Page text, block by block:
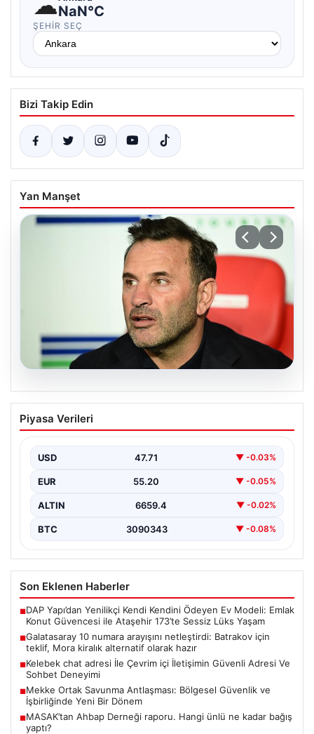
NaN°C
ŞEHIR SEÇ
Bizi Takip Edin
Yan Manşet
Galatasaray 10 numara arayışını
netleştirdi: Batrakov için teklif, Mora
Galatasaray yönetimi, yaratıcı oyun kurucu arayışında
Piyasa Verileri
USD 47.71 ▼ -0.03%
EUR 55.20 ▼ -0.05%
ALTIN 6659.4 ▼ -0.02%
BTC 3090343 ▼ -0.08%
Son Eklenen Haberler
■DAP Yapı’dan Yenilikçi Kendi Kendini Ödeyen Ev Modeli: Emlak
Konut Güvencesi ile Ataşehir 173’te Sessiz Lüks Yaşam
■Galatasaray 10 numara arayışını netleştirdi: Batrakov için
teklif, Mora kiralık alternatif olarak hazır
■Kelebek chat adresi İle Çevrim içi İletişimin Güvenli Adresi Ve
Sohbet Deneyimi
■Mekke Ortak Savunma Antlaşması: Bölgesel Güvenlik ve
İşbirliğinde Yeni Bir Dönem
■MASAK’tan Ahbap Derneği raporu. Hangi ünlü ne kadar bağış
yaptı?